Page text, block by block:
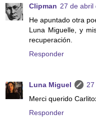
Clipman 27 de abril
He apuntado otra
Luna Miguelle, y
recuperación.
Responder
Luna Miguel
Merci querido
Responder